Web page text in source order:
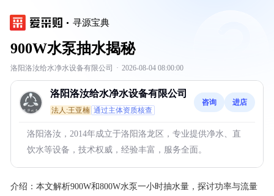
寻源宝典
900W水泵抽水揭秘
洛阳洛汝给水净水设备有限公司 · 2026-08-04 08:00:00
洛阳洛汝给水净水设备有限公司
法人:王亚楠 通过主体资质核查
咨询 进店
洛阳洛汝，2014年成立于洛阳洛龙区，专业提供净水、直
饮水等设备，技术权威，经验丰富，服务全面。
介绍： 本文解析900W和800W水泵一小时抽水量，探讨功率与流量